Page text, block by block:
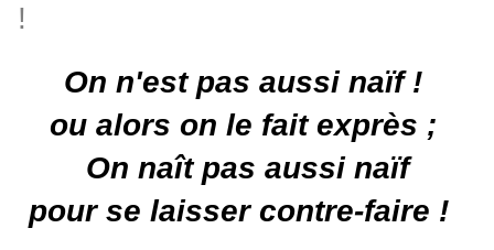
!
On n'est pas aussi naïf !
ou alors on le fait exprès ;
On naît pas aussi naïf
pour se laisser contre-faire !